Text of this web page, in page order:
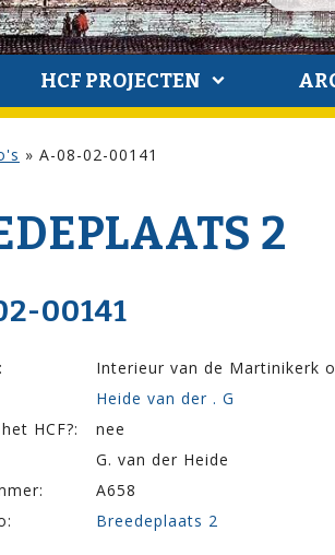
HCF PROJECTEN
» A-08-02-00141
2
00141
Interieur van de Martinikerk
Heide van der . G
HCF?:
nee
G. van der Heide
A658
Breedeplaats 2